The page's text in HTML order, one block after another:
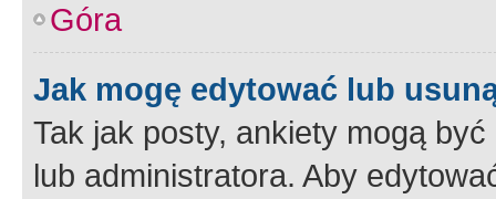
Góra
Jak mogę edytować lub
Tak jak posty, ankiety mogą
lub administratora. Aby